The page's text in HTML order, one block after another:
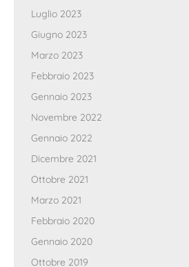
Luglio 2023
Giugno 2023
Marzo 2023
Febbraio 2023
Gennaio 2023
Novembre 2022
Gennaio 2022
Dicembre 2021
Ottobre 2021
Marzo 2021
Febbraio 2020
Gennaio 2020
Ottobre 2019